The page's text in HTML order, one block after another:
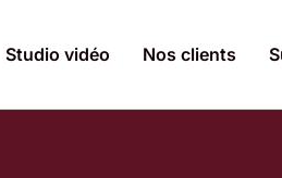
Studio vidéo Nos clients